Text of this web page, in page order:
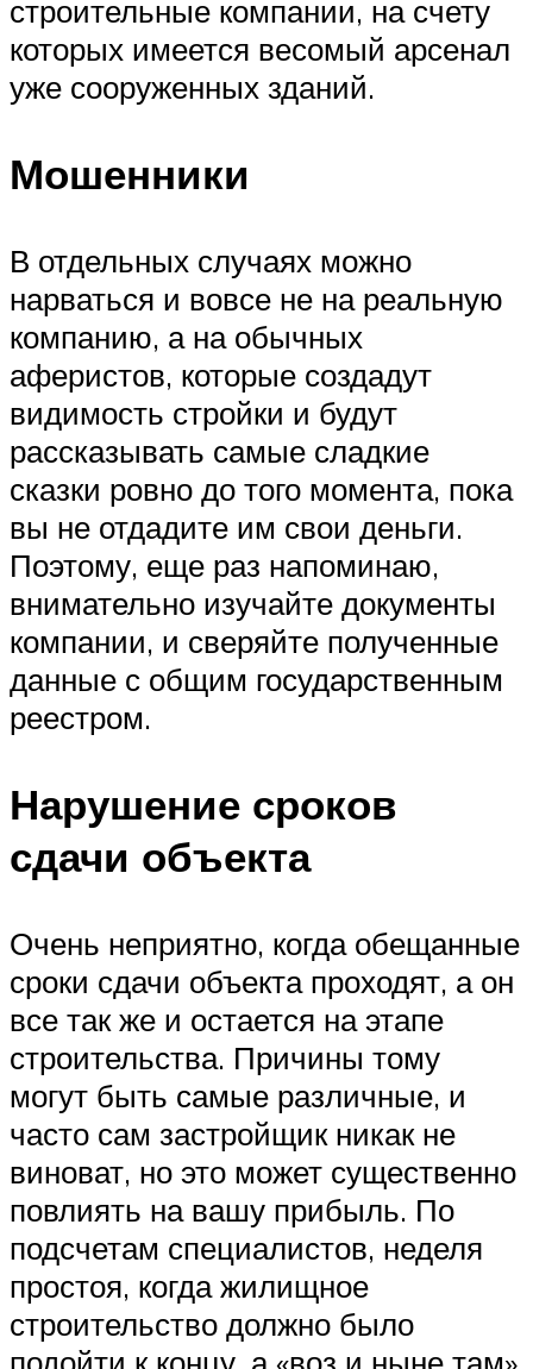
строительные компании, на счету
которых имеется весомый арсенал
уже сооруженных зданий.
Мошенники
В отдельных случаях можно
нарваться и вовсе не на реальную
компанию, а на обычных
аферистов, которые создадут
видимость стройки и будут
рассказывать самые сладкие
сказки ровно до того момента, пока
вы не отдадите им свои деньги.
Поэтому, еще раз напоминаю,
внимательно изучайте документы
компании, и сверяйте полученные
данные с общим государственным
реестром.
Нарушение сроков
сдачи объекта
Очень неприятно, когда обещанные
сроки сдачи объекта проходят, а он
все так же и остается на этапе
строительства. Причины тому
могут быть самые различные, и
часто сам застройщик никак не
виноват, но это может существенно
повлиять на вашу прибыль. По
подсчетам специалистов, неделя
простоя, когда жилищное
строительство должно было